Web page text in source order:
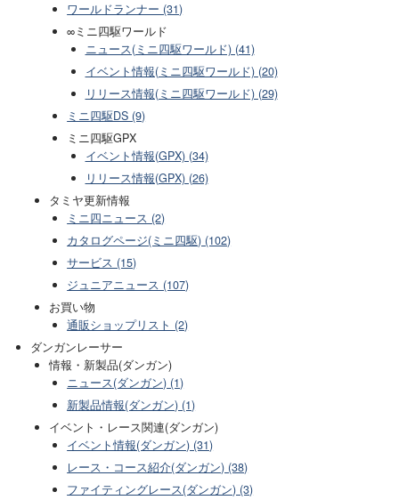
ワールドランナー (31)
∞ミニ四駆ワールド
ニュース(ミニ四駆ワールド) (41)
イベント情報(ミニ四駆ワールド) (20)
リリース情報(ミニ四駆ワールド) (29)
ミニ四駆DS (9)
ミニ四駆GPX
イベント情報(GPX) (34)
リリース情報(GPX) (26)
タミヤ更新情報
ミニ四ニュース (2)
カタログページ(ミニ四駆) (102)
サービス (15)
ジュニアニュース (107)
お買い物
通販ショップリスト (2)
ダンガンレーサー
情報・新製品(ダンガン)
ニュース(ダンガン) (1)
新製品情報(ダンガン) (1)
イベント・レース関連(ダンガン)
イベント情報(ダンガン) (31)
レース・コース紹介(ダンガン) (38)
ファイティングレース(ダンガン) (3)